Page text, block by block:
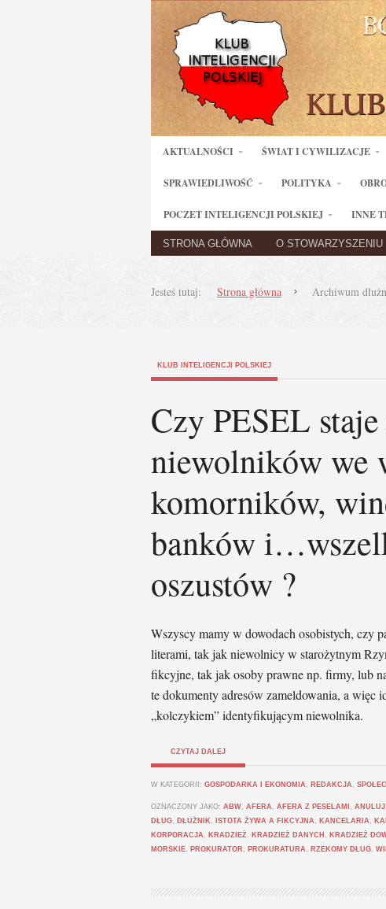
AKTUALNOŚCI ŚWIAT I CYWILIZACJE
SPRAWIEDLIWOŚĆ POLITYKA
POCZET INTELIGENCJI POLSKIEJ INNE
STRONA GŁÓWNA O STOWARZYSZENIU
Jesteś tutaj: Strona główna Archiwum
KLUB INTELIGENCJI POLSKIEJ
Czy PESEL
niewolników we
komorników,
banków
oszustów ?
Wszyscy mamy w dowodach osobistych, czy
literami, tak jak niewolnicy w starożytnym
fikcyjne, tak jak osoby prawne np. firmy, lub
te dokumenty adresów zameldowania, a więc
„kolczykiem” identyfikującym niewolnika.
CZYTAJ DALEJ
W KATEGORII: GOSPODARKA I EKONOMIA , REDAKCJA ,
OZNACZONY JAKO: ABW, AFERA , AFERA Z PESELAMI ,
DŁUG, DŁUŻNIK , ISTOTA ŻYWA A FIKCYJNA , KANCELARIA ,
KORPORACJA , KRADZIEŻ, KRADZIEŻ DANYCH , KRADZIEŻ
MORSKIE, PROKURATOR , PROKURATURA , RZEKOMY DŁUG,